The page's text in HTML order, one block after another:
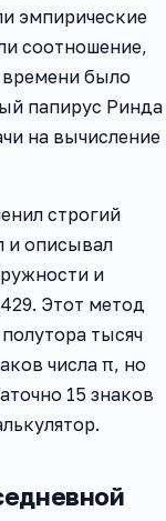
эмпирические
соотношение,
времени было
папирус Ринда
на вычисление
строгий
и описывал
и
Этот метод
тысяч
числа π, но
15 знаков